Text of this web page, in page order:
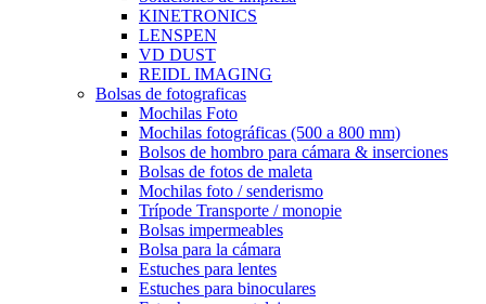
KINETRONICS
LENSPEN
VD DUST
REIDL IMAGING
Bolsas de fotograficas
Mochilas Foto
Mochilas fotográficas (500 a 800 mm)
Bolsos de hombro para cámara & inserciones
Bolsas de fotos de maleta
Mochilas foto / senderismo
Trípode Transporte / monopie
Bolsas impermeables
Bolsa para la cámara
Estuches para lentes
Estuches para binoculares